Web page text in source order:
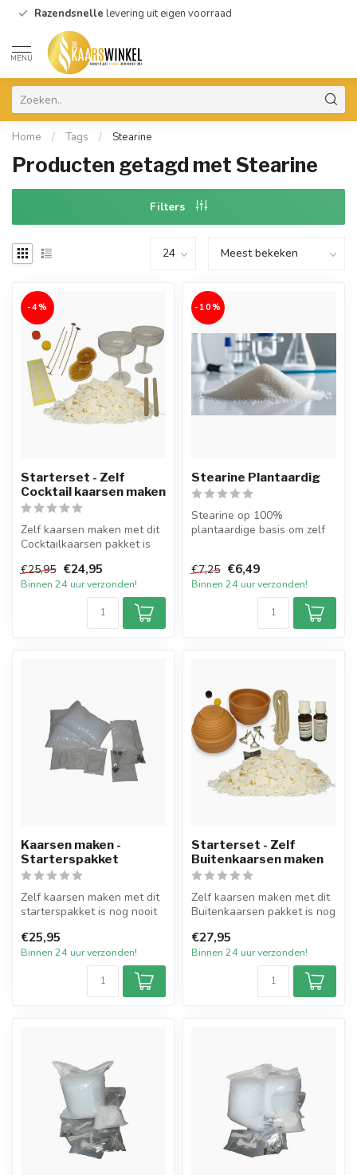
Razendsnelle levering uit eigen voorraad
MENU
Home / Tags / Stearine
Producten getagd met Stearine
Filters
-4%
Starterset - Zelf
Cocktail kaarsen maken
Zelf kaarsen maken met dit
Cocktailkaarsen pakket is
ge...
€25,95 €24,95
Binnen 24 uur verzonden!
-10%
Stearine Plantaardig
Stearine op 100%
plantaardige basis om zelf
Voor het beste ...
€7,25 €6,49
Binnen 24 uur verzonden!
Kaarsen maken -
Starterspakket
Zelf kaarsen maken met dit
starterspakket is nog nooit
€25,95
Binnen 24 uur verzonden!
Starterset - Zelf
Buitenkaarsen maken
Zelf kaarsen maken met dit
Buitenkaarsen pakket is nog
€27,95
Binnen 24 uur verzonden!